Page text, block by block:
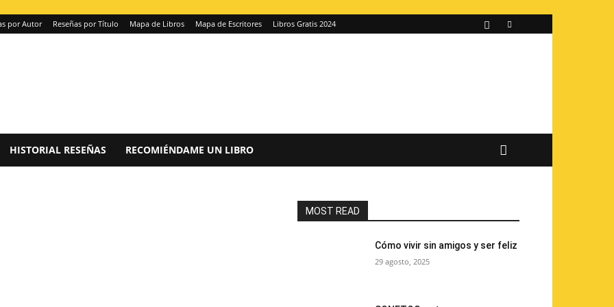
por Autor Reseñas por Título Mapa de Libros Mapa de Escritores Libros Gratis 2024
HISTORIAL RESEÑAS RECOMIÉNDAME UN LIBRO
MOST READ
Cómo vivir sin amigos y ser feliz
29 agosto, 2025